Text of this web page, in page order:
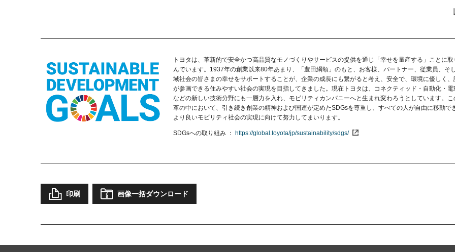
トヨタは、革新的で安全かつ高品質なモノづくりやサービスの提供を通じ「幸せを量産する」ことに取
んでいます。1937年の創業以来80年あまり、「豊田綱領」のもと、お客様、パートナー、従業員、そ
域社会の皆さまの幸せをサポートすることが、企業の成長にも繋がると考え、安全で、環境に優しく、
が参画できる住みやすい社会の実現を目指してきました。現在トヨタは、コネクティッド・自動化・電
などの新しい技術分野にも一層力を入れ、モビリティカンパニーへと生まれ変わろうとしています。こ
革の中において、引き続き創業の精神および国連が定めたSDGsを尊重し、すべての人が自由に移動で
より良いモビリティ社会の実現に向けて努力してまいります。
SDGsへの取り組み https://global.toyota/jp/sustainability/sdgs/
印刷 画像一括ダウンロード